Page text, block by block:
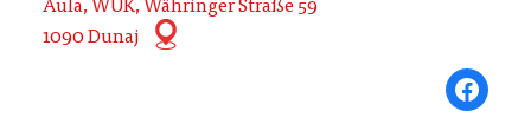
Aula, WUK, Währinger Straße 59
1090 Dunaj
Share on